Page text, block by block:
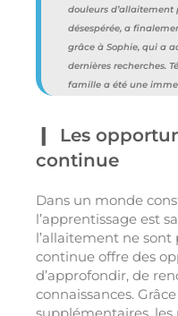
douleurs d’allaitement
désespérée, a
grâce à Sophie, qui a
dernières recherches.
famille a été une
Les
continue
Dans un monde
l’apprentissage est
l’allaitement ne sont
continue offre des
d’approfondir, de
connaissances.